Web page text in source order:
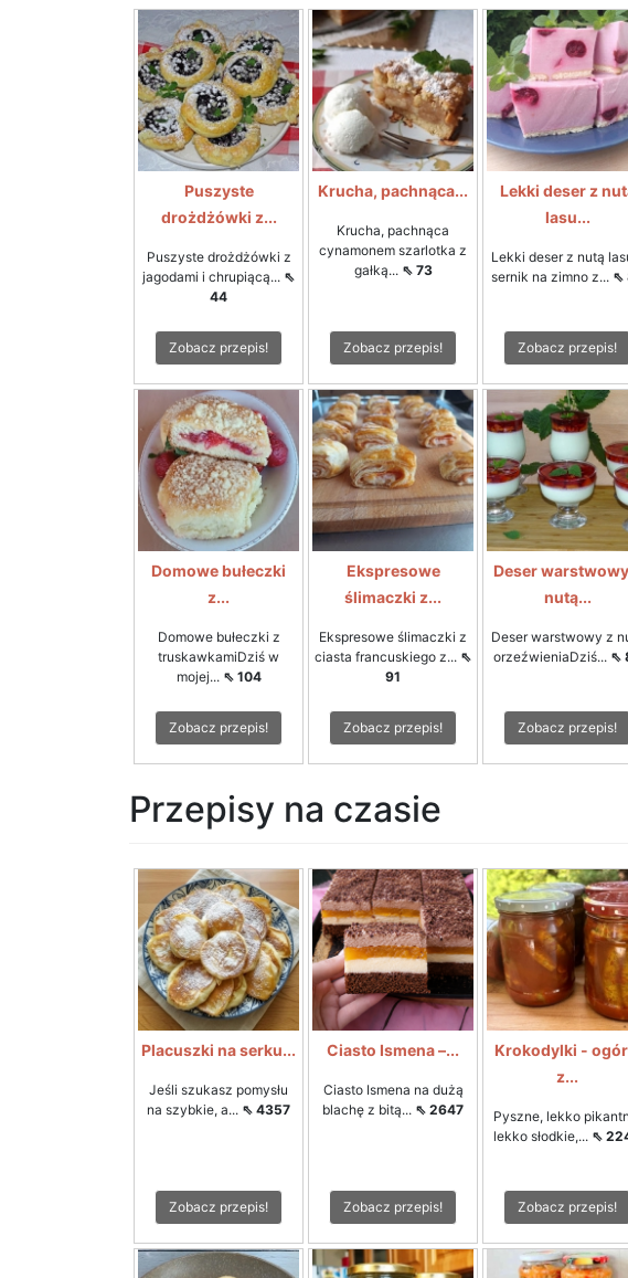
Puszyste
drożdżówki z...
Puszyste drożdżówki z
jagodami i chrupiącą... ⇖
44
Zobacz przepis!
Krucha, pachnąca...
Krucha, pachnąca
cynamonem szarlotka z
gałką... ⇖ 73
Zobacz przepis!
Lekki deser z
lasu...
Lekki deser z nutą
sernik na zimno z... ⇖
Zobacz przepis!
Domowe bułeczki
z...
Domowe bułeczki z
truskawkamiDziś w
mojej... ⇖ 104
Zobacz przepis!
Ekspresowe
ślimaczki z...
Ekspresowe ślimaczki z
ciasta francuskiego z... ⇖
91
Zobacz przepis!
Deser
nutą...
Deser warstwowy z
orzeźwieniaDziś... ⇖
Zobacz przepis!
Przepisy na czasie
Placuszki na serku...
Jeśli szukasz pomysłu
na szybkie, a... ⇖ 4357
Zobacz przepis!
Ciasto Ismena –...
Ciasto Ismena na dużą
blachę z bitą... ⇖ 2647
Zobacz przepis!
Krokodylki -
z...
Pyszne, lekko
lekko słodkie,... ⇖
Zobacz przepis!